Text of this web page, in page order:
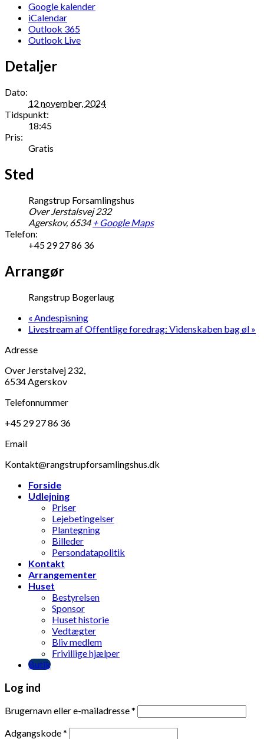
Google kalender
iCalendar
Outlook 365
Outlook Live
Detaljer
Dato:
12 november, 2024
Tidspunkt:
18:45
Pris:
Gratis
Sted
Rangstrup Forsamlingshus
Over Jerstalsvej 232
Agerskov, 6534 + Google Maps
Telefon:
+45 29 27 86 36
Arrangør
Rangstrup Bogerlaug
« Andespisning
Livestream af Offentlige foredrag: Videnskaben bag øl »
Adresse
Over Jerstalvej 232,
6534 Agerskov
Telefonnummer
+45 29 27 86 36
Email
Kontakt@rangstrupforsamlingshus.dk
Forside
Udlejning
Priser
Lejebetingelser
Plantegning
Billeder
Persondatapolitik
Kontakt
Arrangementer
Huset
Bestyrelsen
Sponsor
Huset historie
Vedtægter
Bliv medlem
Frivillige hjælper
Butik
Log ind
Brugernavn eller e-mailadresse*
Adgangskode*